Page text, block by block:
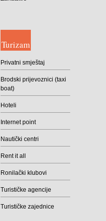
Turizam
Privatni smještaj
Brodski prijevoznici (taxi
boat)
Hoteli
Internet point
Nautički centri
Rent it all
Ronilački klubovi
Turističke agencije
Turističke zajednice